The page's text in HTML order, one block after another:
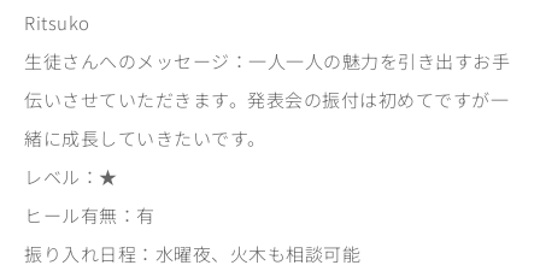
Ritsuko
生徒さんへのメッセージ：一人一人の魅力を引き出すお手
伝いさせていただきます。発表会の振付は初めてですが一
緒に成長していきたいです。
レベル：★
ヒール有無：有
振り入れ日程：水曜夜、火木も相談可能